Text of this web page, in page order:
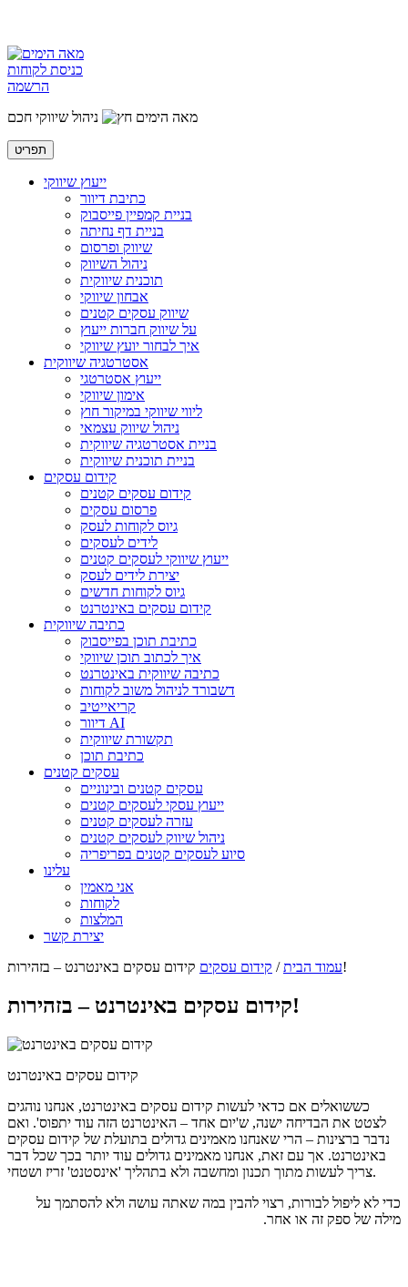
כניסת לקוחות
הרשמה
מאה הימים
ניהול שיווקי חכם
תפריט
ייעוץ שיווקי
כתיבת דיוור
בניית קמפיין פייסבוק
בניית דף נחיתה
שיווק ופרסום
ניהול השיווק
תוכנית שיווקית
אבחון שיווקי
שיווק עסקים קטנים
על שיווק חברות ייעוץ
איך לבחור יועץ שיווקי
אסטרטגיה שיווקית
ייעוץ אסטרטגי
אימון שיווקי
ליווי שיווקי במיקור חוץ
ניהול שיווק עצמאי
בניית אסטרטגיה שיווקית
בניית תוכנית שיווקית
קידום עסקים
קידום עסקים קטנים
פרסום עסקים
גיוס לקוחות לעסק
לידים לעסקים
ייעוץ שיווקי לעסקים קטנים
יצירת לידים לעסק
גיוס לקוחות חדשים
קידום עסקים באינטרנט
כתיבה שיווקית
כתיבת תוכן בפייסבוק
איך לכתוב תוכן שיווקי
כתיבה שיווקית באינטרנט
דשבורד לניהול משוב לקוחות
קריאייטיב
דיוור AI
תקשורת שיווקית
כתיבת תוכן
עסקים קטנים
עסקים קטנים ובינוניים
ייעוץ עסקי לעסקים קטנים
עזרה לעסקים קטנים
ניהול שיווק לעסקים קטנים
סיוע לעסקים קטנים בפריפריה
עלינו
אני מאמין
לקוחות
המלצות
יצירת קשר
עמוד הבית/ קידום עסקים קידום עסקים באינטרנט – בזהירות!
קידום עסקים באינטרנט – בזהירות!
קידום עסקים באינטרנט
כששואלים אם כדאי לעשות קידום עסקים באינטרנט, אנחנו נוהגים
לצטט את הבדיחה ישנה, ש'יום אחד – האינטרנט הזה עוד יתפוס'. ואם
נדבר ברצינות – הרי שאנחנו מאמינים גדולים בתועלת של קידום עסקים
באינטרנט. אך עם זאת, אנחנו מאמינים גדולים עוד יותר בכך שכל דבר
צריך לעשות מתוך תכנון ומחשבה ולא בתהליך 'אינסטנט' זריז ושטחי.
כדי לא ליפול לבורות, רצוי להבין במה שאתה עושה ולא להסתמך על
מילה של ספק זה או אחר.